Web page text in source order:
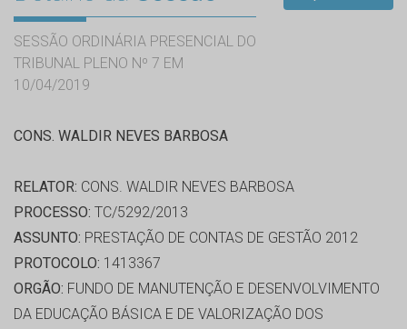
SESSÃO ORDINÁRIA PRESENCIAL DO
TRIBUNAL PLENO Nº 7 EM
10/04/2019
CONS. WALDIR NEVES BARBOSA
RELATOR: CONS. WALDIR NEVES BARBOSA
PROCESSO: TC/5292/2013
ASSUNTO: PRESTAÇÃO DE CONTAS DE GESTÃO 2012
PROTOCOLO: 1413367
ORGÃO: FUNDO DE MANUTENÇÃO E DESENVOLVIMENTO
DA EDUCAÇÃO BÁSICA E DE VALORIZAÇÃO DOS